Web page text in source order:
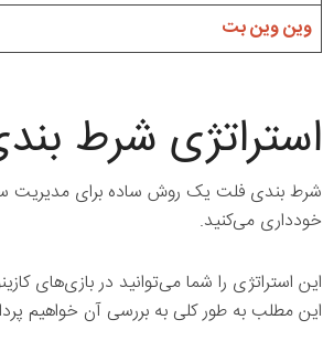
وین وین بت
استراتژی شرط
شرط بندی فلت یک روش ساده برای مدیریت
خودداری می‌کنید.
این استراتژی را شما می‌توانید در بازی‌های
این مطلب به طور کلی به بررسی آن خواهیم